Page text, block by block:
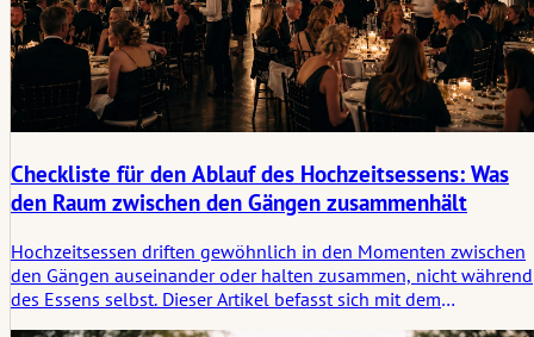
Checkliste für den Ablauf des Hochzeitsessens: Was
den Raum zwischen den Gängen zusammenhält
Hochzeitsessen driften gewöhnlich in den Momenten zwischen
den Gängen auseinander oder halten zusammen, nicht während
des Essens selbst. Dieser Artikel befasst sich mit dem